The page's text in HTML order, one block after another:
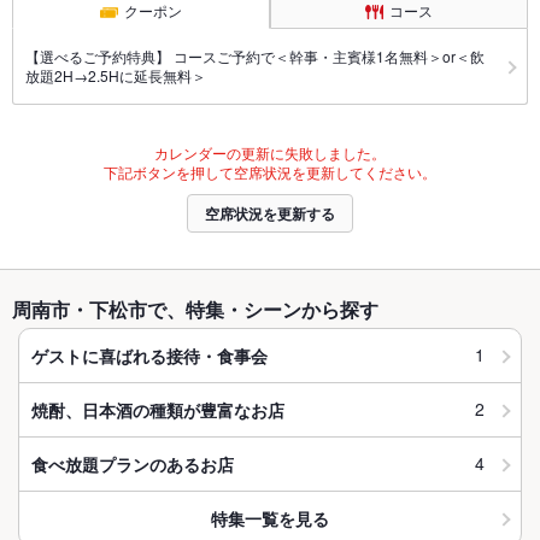
クーポン コース
【選べるご予約特典】 コースご予約で＜幹事・主賓様1名無料＞or＜飲
放題2H→2.5Hに延長無料＞
カレンダーの更新に失敗しました。
下記ボタンを押して空席状況を更新してください。
空席状況を更新する
周南市・下松市で、特集・シーンから探す
ゲストに喜ばれる接待・食事会 1
焼酎、日本酒の種類が豊富なお店 2
食べ放題プランのあるお店 4
特集一覧を見る